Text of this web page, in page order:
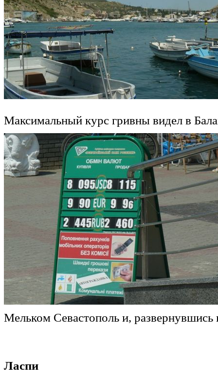
Максимальный курс гривны видел в
Мельком Севастополь и, развернувшись
Ласпи